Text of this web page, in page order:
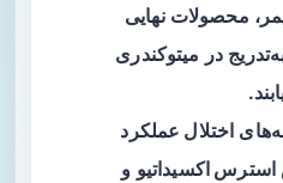
محصولات نهایی
در میتوکندری
اختلال عملکرد
استرس اکسیداتیو و